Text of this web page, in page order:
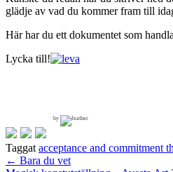
glädje av vad du kommer fram till
Här har du ett dokumentet som
Lycka till!
by
Taggat acceptance and commitment
Inläggsnavigering
← Bara du vet